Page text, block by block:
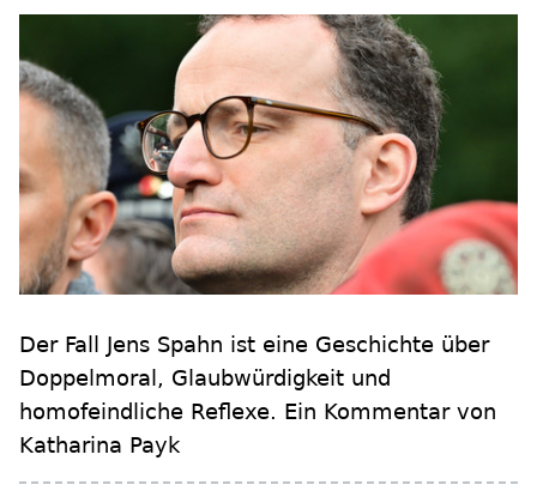
Der Fall Jens Spahn ist eine Geschichte über
Doppelmoral, Glaubwürdigkeit und
homofeindliche Reflexe. Ein Kommentar von
Katharina Payk